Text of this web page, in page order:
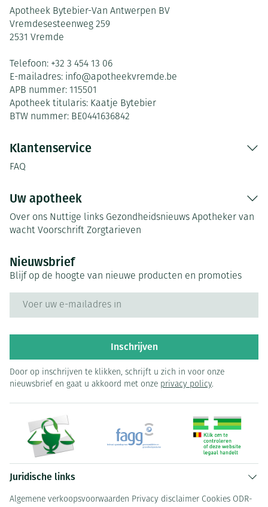
Apotheek Bytebier-Van Antwerpen BV
Vremdesesteenweg 259
2531 Vremde
Telefoon: +32 3 454 13 06
E-mailadres: info@apotheekvremde.be
APB nummer: 115501
Apotheek titularis: Kaatje Bytebier
BTW nummer: BE0441636842
Klantenservice
FAQ
Uw apotheek
Over ons Nuttige links Gezondheidsnieuws Apotheker van
wacht Voorschrift Zorgtarieven
Nieuwsbrief
Blijf op de hoogte van nieuwe producten en promoties
Inschrijven
Door op inschrijven te klikken, schrijft u zich in voor onze
nieuwsbrief en gaat u akkoord met onze privacy policy.
Juridische links
Algemene verkoopsvoorwaarden Privacy disclaimer Cookies ODR-